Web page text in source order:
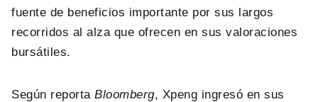
fuente de beneficios importante por sus largos
recorridos al alza que ofrecen en sus valoraciones
bursátiles.
Según reportaBloomberg, Xpeng ingresó en sus